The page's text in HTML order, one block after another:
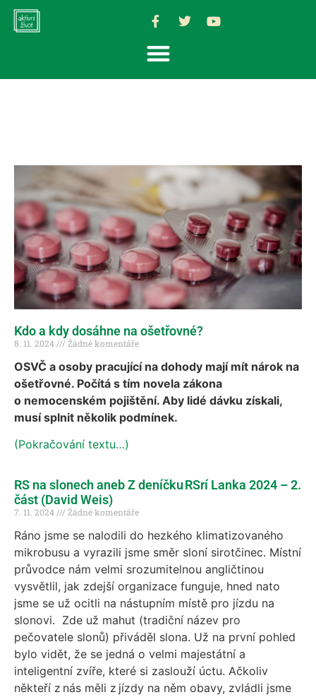
Kdo a kdy dosáhne na ošetřovné?
8. 11. 2024 Žádné komentáře
OSVČ a osoby pracující na dohody mají mít nárok na
ošetřovné. Počítá s tím novela zákona
o nemocenském pojištění. Aby lidé dávku získali,
musí splnit několik podmínek.
(Pokračování textu…)
RS na slonech aneb Z deníčku RSrí Lanka 2024 – 2.
část (David Weis)
7. 11. 2024 Žádné komentáře
Ráno jsme se nalodili do hezkého klimatizovaného
mikrobusu a vyrazili jsme směr sloní sirotčinec. Místní
průvodce nám velmi srozumitelnou angličtinou
vysvětlil, jak zdejší organizace funguje, hned nato
jsme se už ocitli na nástupním místě pro jízdu na
slonovi. Zde už mahut (tradiční název pro
pečovatele slonů) přiváděl slona. Už na první pohled
bylo vidět, že se jedná o velmi majestátní a
inteligentní zvíře, které si zaslouží úctu. Ačkoliv
někteří z nás měli z jízdy na něm obavy, zvládli jsme